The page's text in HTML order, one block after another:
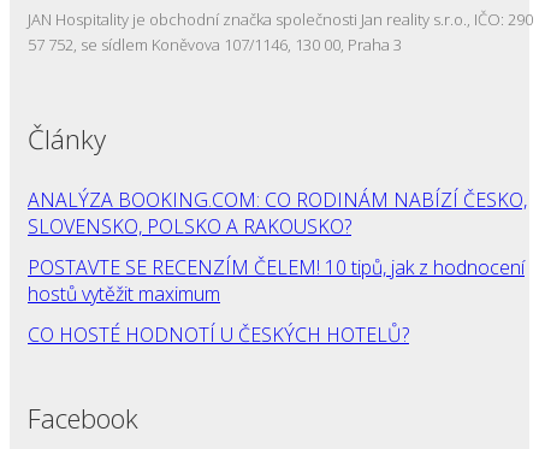
JAN Hospitality je obchodní značka společnosti Jan reality s.r.o., IČO: 290
57 752, se sídlem Koněvova 107/1146, 130 00, Praha 3
Články
ANALÝZA BOOKING.COM: CO RODINÁM NABÍZÍ ČESKO,
SLOVENSKO, POLSKO A RAKOUSKO?
POSTAVTE SE RECENZÍM ČELEM! 10 tipů, jak z hodnocení
hostů vytěžit maximum
CO HOSTÉ HODNOTÍ U ČESKÝCH HOTELŮ?
Facebook